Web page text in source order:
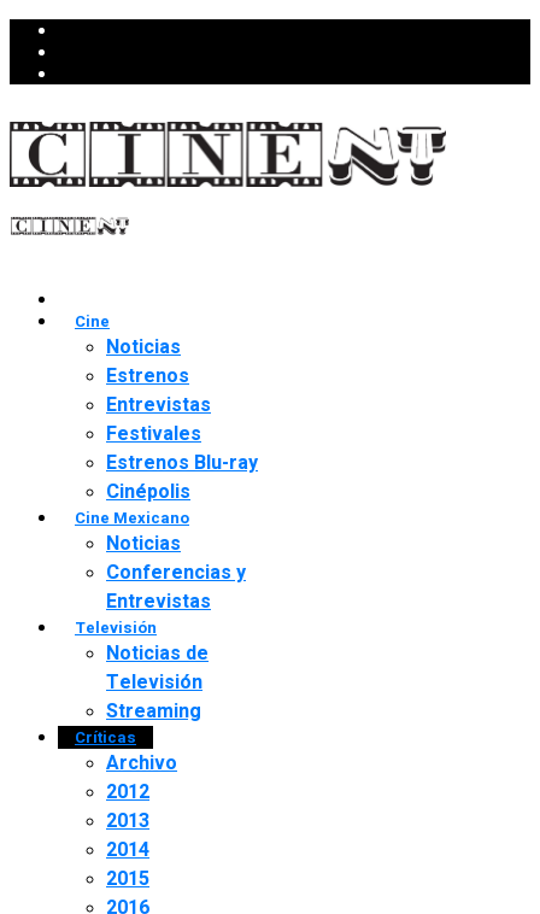
Cine
Noticias
Estrenos
Entrevistas
Festivales
Estrenos Blu-ray
Cinépolis
Cine Mexicano
Noticias
Conferencias y
Entrevistas
Televisión
Noticias de
Televisión
Streaming
Críticas
Archivo
2012
2013
2014
2015
2016